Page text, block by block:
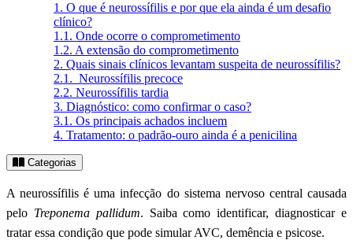
1. O que é neurossífilis e por que ela ainda é um desafio
clínico?
1.1. Onde ocorre o comprometimento
1.2. A extensão do comprometimento
2. Quais sinais clínicos levantam suspeita de neurossífilis?
2.1. Neurossífilis precoce
2.2. Neurossífilis tardia
3. Diagnóstico: como confirmar o caso?
3.1. Os principais achados incluem
4. Tratamento: o padrão-ouro ainda é a penicilina
Categorias
A neurossífilis é uma infecção do sistema nervoso central causada
pelo Treponema pallidum. Saiba como identificar, diagnosticar e
tratar essa condição que pode simular AVC, demência e psicose.